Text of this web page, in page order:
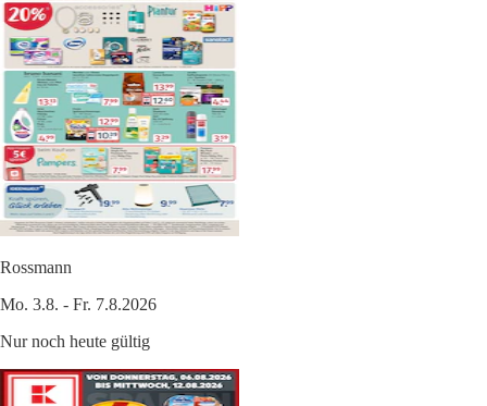
Rossmann
Mo. 3.8. - Fr. 7.8.2026
Nur noch heute gültig